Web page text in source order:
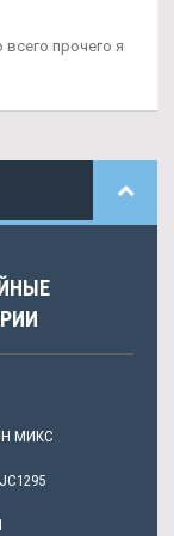
прочего я
МИКС